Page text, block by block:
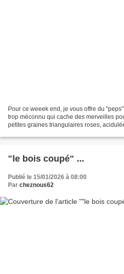
Pour ce weeek end, je vous offre du
trop méconnu qui cache des merveilles
petites graines triangulaires roses,
"le bois coupé" ...
Publié le 15/01/2026 à 08:00
Par cheznous62